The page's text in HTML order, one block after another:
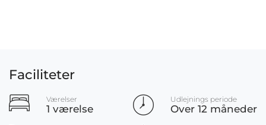
Faciliteter
Værelser
1 værelse
Udlejnings periode
Over 12 måneder